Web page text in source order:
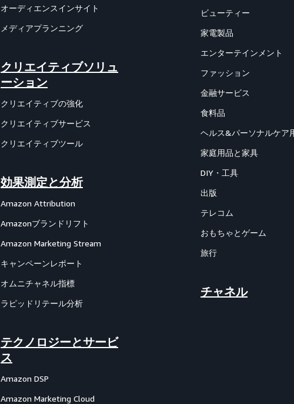
オーディエンスインサイト
メディアプランニング
クリエイティブソリュ
ーション
クリエイティブの強化
クリエイティブサービス
クリエイティブツール
効果測定と分析
Amazon Attribution
Amazonブランドリフト
Amazon Marketing Stream
キャンペーンレポート
オムニチャネル指標
ラピッドリテール分析
テクノロジーとサービ
ス
Amazon DSP
Amazon Marketing Cloud
ビューティー
家電製品
エンターテインメント
ファッション
金融サービス
食料品
ヘルス&パーソナルケア
家庭用品と家具
DIY・工具
出版
テレコム
おもちゃとゲーム
旅行
チャネル